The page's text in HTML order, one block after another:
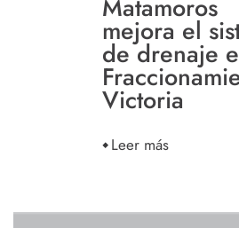
Matamoros
mejora el
de drenaje
Victoria
Leer más